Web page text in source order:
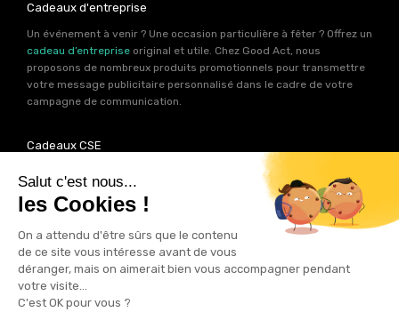
Cadeaux d'entreprise
Un événement à venir ? Une occasion particulière à fêter ? Offrez un
cadeau d’entreprise original et utile. Chez Good Act, nous
proposons de nombreux produits promotionnels pour transmettre
votre message publicitaire personnalisé dans le cadre de votre
campagne de communication.
Cadeaux CSE
Découvrez une multitude d’idées de goodies à offrir à vos
collaborateurs. Les experts produits de Good Act ont déniché pour
votreCSEprès de 2000 références de cadeaux personnalisables.
Autant d’idées potentielles pour trouver le cadeau qui contribuera
à renforcer votre image de marque.
Goodies RSE
Vous souhaitez communiquer en accord avec vos valeurs ? Ca